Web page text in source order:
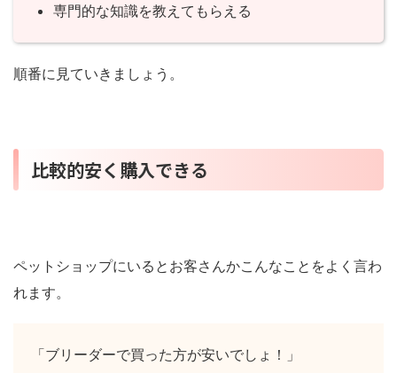
専門的な知識を教えてもらえる
順番に見ていきましょう。
比較的安く購入できる
ペットショップにいるとお客さんかこんなことをよく言わ
れます。
「ブリーダーで買った方が安いでしょ！」